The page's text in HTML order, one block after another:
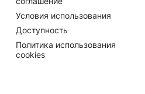
Условия использования
Доступность
Политика использования
cookies